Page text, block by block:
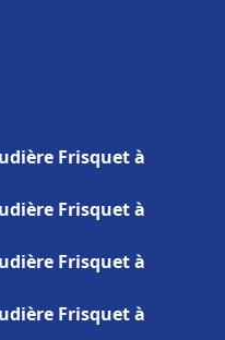
Frisquet à
Frisquet à
Frisquet à
Frisquet à